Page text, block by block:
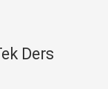
Ders